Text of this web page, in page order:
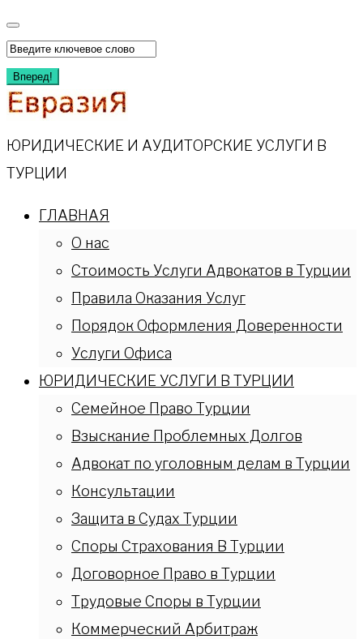
Перейти
к
содержимому
Искать:
Вперед!
ЮРИДИЧЕСКИЕ И АУДИТОРСКИЕ УСЛУГИ В
ТУРЦИИ
ГЛАВНАЯ
О нас
Стоимость Услуги Адвокатов в Турции
Правила Оказания Услуг
Порядок Оформления Доверенности
Услуги Офиса
ЮРИДИЧЕСКИЕ УСЛУГИ В ТУРЦИИ
Семейное Право Турции
Взыскание Проблемных Долгов
Адвокат по уголовным делам в Турции
Консультации
Защита в Судах Турции
Споры Страхования В Турции
Договорное Право в Турции
Трудовые Споры в Турции
Коммерческий Арбитраж